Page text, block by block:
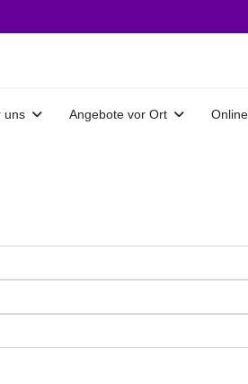
uns Angebote vor Ort